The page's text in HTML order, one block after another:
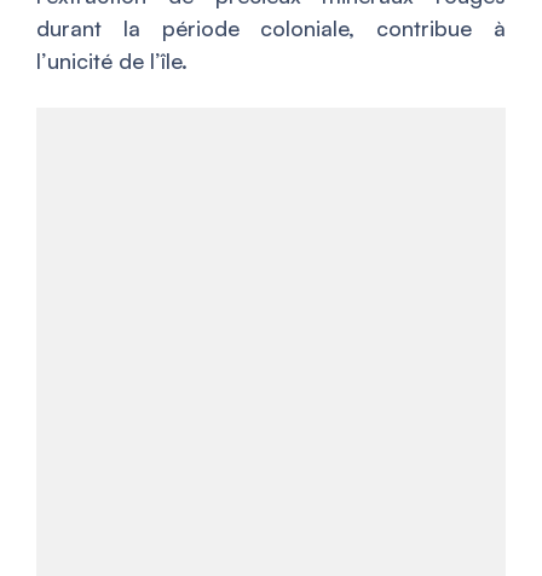
durant la période coloniale, contribue à
l’unicité de l’île.